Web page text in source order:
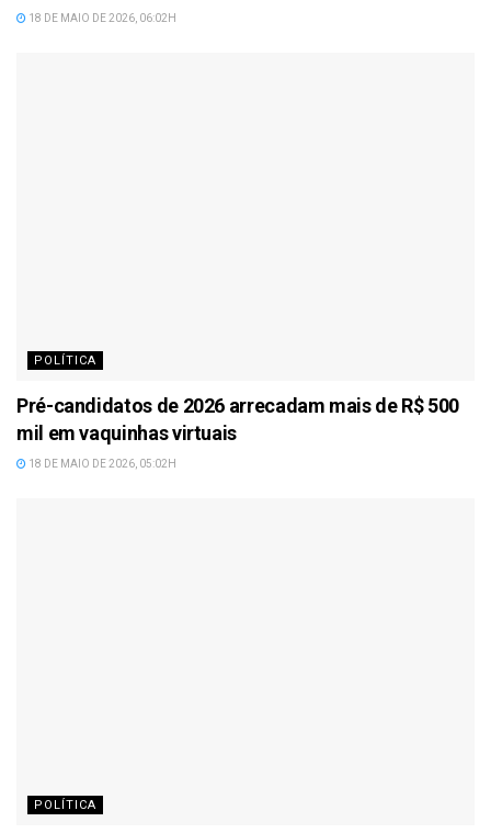
18 DE MAIO DE 2026, 06:02H
POLÍTICA
Pré-candidatos de 2026 arrecadam mais de R$ 500
mil em vaquinhas virtuais
18 DE MAIO DE 2026, 05:02H
POLÍTICA